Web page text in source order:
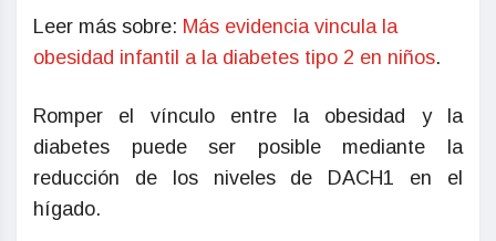
Leer más sobre: Más evidencia vincula la
obesidad infantil a la diabetes tipo 2 en niños.
Romper el vínculo entre la obesidad y la
diabetes puede ser posible mediante la
reducción de los niveles de DACH1 en el
hígado.